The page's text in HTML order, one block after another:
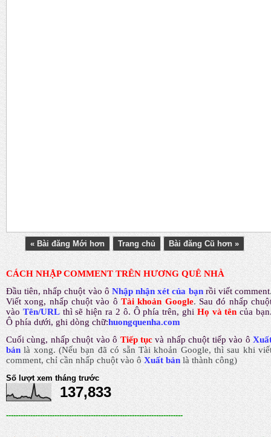
« Bài đăng Mới hơn Trang chủ Bài đăng Cũ hơn »
CÁCH NHẬP COMMENT TRÊN HƯƠNG QUÊ NHÀ
Đầu tiên, nhấp chuột vào ô Nhập nhận xét của bạn rồi viết comment
Viết xong, nhấp chuột vào ô Tài khoản Google. Sau đó nhấp
vào Tên/URL thì sẽ hiện ra 2 ô. Ô phía trên, ghi Họ và tên của
Ô phía dưới, ghi dòng chữ:huongquenha.com
Cuối cùng, nhấp chuột vào ô Tiếp tục và nhấp chuột tiếp vào ô
bản là xong.(Nếu bạn đã có sẵn Tài khoản Google, thì sau khi
comment, chỉ cần nhấp chuột vào ôXuất bản là thành công)
Số lượt xem tháng trước
137,833
-------------------------------------------------------------------------